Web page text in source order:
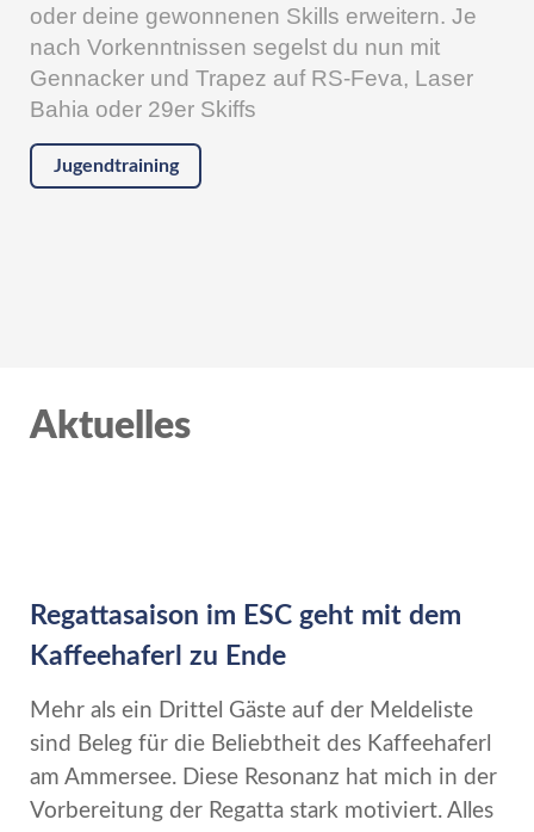
oder deine gewonnenen Skills erweitern. Je
nach Vorkenntnissen segelst du nun mit
Gennacker und Trapez auf RS-Feva, Laser
Bahia oder 29er Skiffs
Jugendtraining
Aktuelles
Regattasaison im ESC geht mit dem
Kaffeehaferl zu Ende
Mehr als ein Drittel Gäste auf der Meldeliste
sind Beleg für die Beliebtheit des Kaffeehaferl
am Ammersee. Diese Resonanz hat mich in der
Vorbereitung der Regatta stark motiviert. Alles